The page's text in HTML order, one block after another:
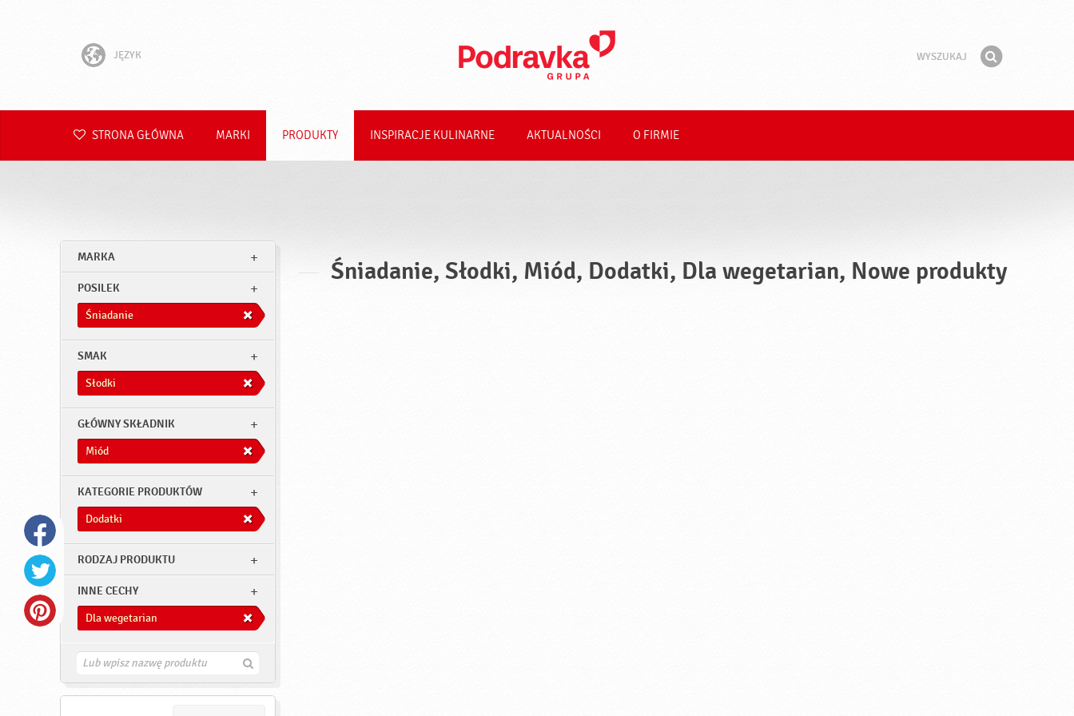
JĘZYK
Hrvatski
Română
Deutsch
STRONA GŁÓWNA MARKI PRODUKTY INSPIRACJE KULINARNE AKTUALNOŚCI O FIRMIE
MARKA
POSILEK
Śniadanie
SMAK
Słodki
GŁÓWNY SKŁADNIK
Miód
KATEGORIE PRODUKTÓW
Dodatki
RODZAJ PRODUKTU
INNE CECHY
Dla wegetarian
Z
Śniadanie, Słodki, Miód, Dodatki, Dla wegetarian, Nowe produkty